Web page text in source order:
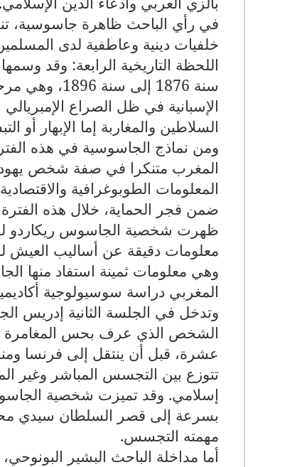
في رأي الباحث ظاهرة جاسوسية،
خلفيات دينية وعاطفية لدى
اللحظة التاريخية الرابعة: وقد وسمها
سنة 1876
الإسبانية في ظل الصراع
السلاطين والمغاربة إما الإبهار أو
ومن نماذج الجاسوسية في هذه
المغرب متنكرا في صفة شخص
المعلومات الطوبوغرافية
ضمن فجر الحماية، خلال هذه
ظهرت شخصية الجاسوس ريكاردو
معلومات دقيقة عن أساليب العيش
وهي معلومات ثمينة استفاد منها
المغربي دراسة سوسيولوجية
وتدخل في الجلسة الثانية إدريس
الشخص الذي عرف بحس المغامرة
عشرة، قبل أن ينتقل إلى فرنسا
تتوزع بين التجسس المباشر
إسلامي. وقد تميزت شخصية
بسرعة إلى قصر السلطان سيدي
مهمته التجسس.
أما مداخلة الباحث البشير